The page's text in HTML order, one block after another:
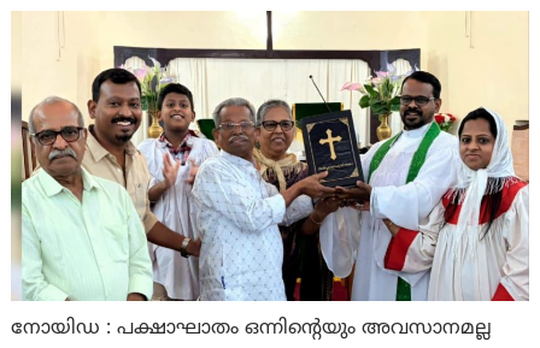
നോയിഡ : പക്ഷാഘാതം ഒന്നിന്റെയും അവസാനമല്ല